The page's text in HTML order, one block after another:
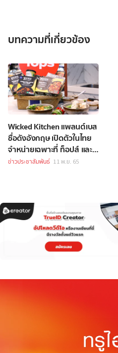
บทความที่เกี่ยวข้อง
Wicked Kitchen แพลนต์เบส
ชื่อดังอังกฤษ เปิดตัวในไทย
จำหน่ายเฉพาะที่ ท็อปส์ และ
ท็อปส์ ฟู้ด ฮอลล์
ข่าวประชาสัมพันธ์ 11 พ.ย. 65